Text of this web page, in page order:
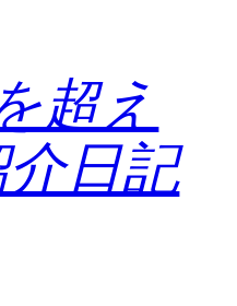
超え
日記